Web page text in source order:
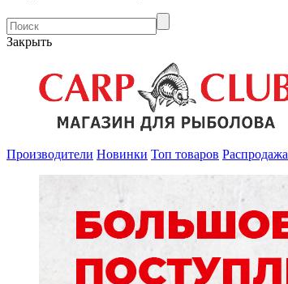
Закрыть
Производители Новинки Топ товаров Распродажа